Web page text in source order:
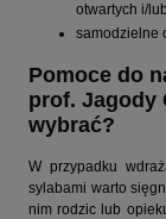
otwartych i/
samodzielne
Pomoce do
prof. Jagody
wybrać?
W przypadku
sylabami warto
nim rodzic lub